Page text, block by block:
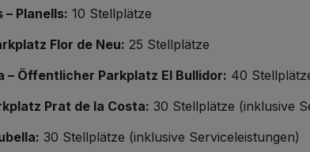
Planells: 10 Stellplätze
Flor de Neu: 25 Stellplätze
– Öffentlicher Parkplatz El Bullidor: 40
Prat de la Costa: 30 Stellplätze (inklusive
30 Stellplätze (inklusive Serviceleistungen)